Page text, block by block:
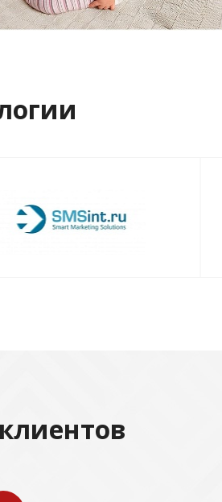
Смотреть проект